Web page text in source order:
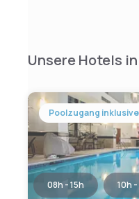
Unsere Hotels
Poolzugang inklusive
08h - 15h 10h -